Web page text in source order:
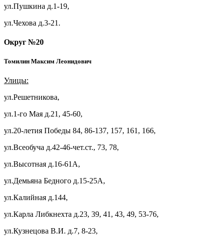
ул.Пушкина д.1-19,
ул.Чехова д.3-21.
Округ №20
Томилин Максим Леонидович
Улицы:
ул.Решетникова,
ул.1-го Мая д.21, 45-60,
ул.20-летия Победы 84, 86-137, 157, 161, 166,
ул.Всеобуча д.42-46-чет.ст., 73, 78,
ул.Высотная д.16-61А,
ул.Демьяна Бедного д.15-25А,
ул.Калийная д.144,
ул.Карла Либкнехта д.23, 39, 41, 43, 49, 53-76,
ул.Кузнецова В.И. д.7, 8-23,